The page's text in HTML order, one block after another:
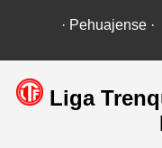
· Pehuajense ·
Liga